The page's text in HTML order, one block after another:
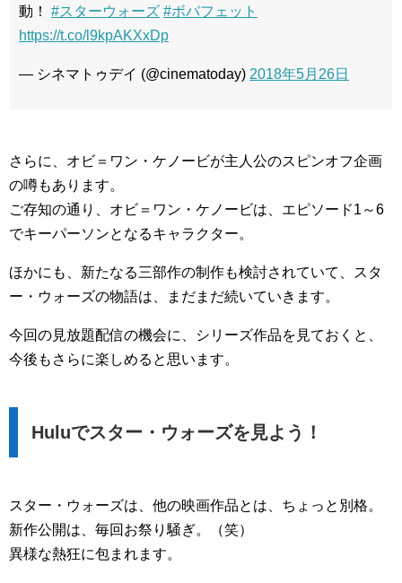
動！ #スターウォーズ #ボバフェット
https://t.co/l9kpAKXxDp
— シネマトゥデイ (@cinematoday) 2018年5月26日
さらに、オビ＝ワン・ケノービが主人公のスピンオフ企画
の噂もあります。
ご存知の通り、オビ＝ワン・ケノービは、エピソード1～6
でキーパーソンとなるキャラクター。
ほかにも、新たなる三部作の制作も検討されていて、スタ
ー・ウォーズの物語は、まだまだ続いていきます。
今回の見放題配信の機会に、シリーズ作品を見ておくと、
今後もさらに楽しめると思います。
Huluでスター・ウォーズを見よう！
スター・ウォーズは、他の映画作品とは、ちょっと別格。
新作公開は、毎回お祭り騒ぎ。（笑）
異様な熱狂に包まれます。